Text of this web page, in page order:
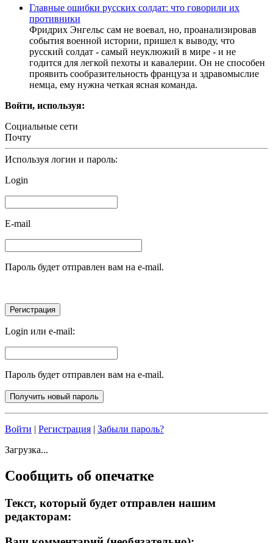
Главные ошибки русских солдат: что говорили их
противники
Фридрих Энгельс сам не воевал, но, проанализировав
события военной истории, пришел к выводу, что
русский солдат - самый неуклюжий в мире - и не
годится для легкой пехоты и кавалерии. Он не способен
проявить сообразительность француза и здравомыслие
немца, ему нужна четкая ясная команда.
Войти, используя:
Социальные сети
Почту
Используя логин и пароль:
Login
E-mail
Пароль будет отправлен вам на e-mail.
Login или e-mail:
Пароль будет отправлен вам на e-mail.
Войти | Регистрация | Забыли пароль?
Загрузка...
Сообщить об опечатке
Текст, который будет отправлен нашим
редакторам: